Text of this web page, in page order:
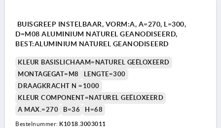
BUISGREEP INSTELBAAR, VORM:A, A=270, L=300,
D=M08 ALUMINIUM NATUREL GEANODISEERD,
BEST:ALUMINIUM NATUREL GEANODISEERD
KLEUR BASISLICHAAM=NATUREL GEËLOXEERD
MONTAGEGAT=M8
LENGTE=300
DRAAGKRACHT N =1000
KLEUR COMPONENT=NATUREL GEËLOXEERD
A MAX.=270
B=36 H=68
Bestelnummer: K1018.3003011